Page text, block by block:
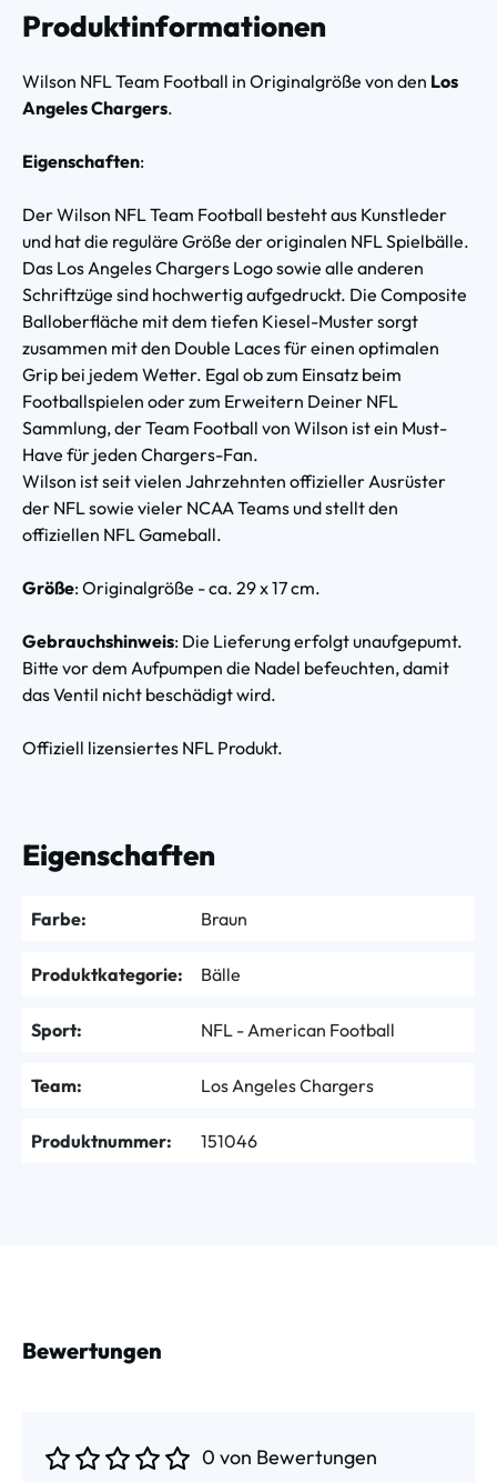
Produktinformationen
Wilson NFL Team Football in Originalgröße von den Los
Angeles Chargers.
Eigenschaften:
Der Wilson NFL Team Football besteht aus Kunstleder
und hat die reguläre Größe der originalen NFL Spielbälle.
Das Los Angeles Chargers Logo sowie alle anderen
Schriftzüge sind hochwertig aufgedruckt. Die Composite
Balloberfläche mit dem tiefen Kiesel-Muster sorgt
zusammen mit den Double Laces für einen optimalen
Grip bei jedem Wetter. Egal ob zum Einsatz beim
Footballspielen oder zum Erweitern Deiner NFL
Sammlung, der Team Football von Wilson ist ein Must-
Have für jeden Chargers-Fan.
Wilson ist seit vielen Jahrzehnten offizieller Ausrüster
der NFL sowie vieler NCAA Teams und stellt den
offiziellen NFL Gameball.
Größe: Originalgröße - ca. 29 x 17 cm.
Gebrauchshinweis: Die Lieferung erfolgt unaufgepumt.
Bitte vor dem Aufpumpen die Nadel befeuchten, damit
das Ventil nicht beschädigt wird.
Offiziell lizensiertes NFL Produkt.
Eigenschaften
Farbe: Braun
Produktkategorie: Bälle
Sport: NFL - American Football
Team: Los Angeles Chargers
Produktnummer: 151046
Bewertungen
0 von Bewertungen